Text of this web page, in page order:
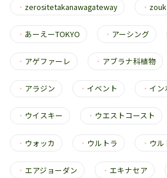
・ zerositetakanawagateway ・ zouk
・ あーえーTOKYO ・ アーシング
・ アゲファーレ ・ アブラナ科植物
・ アラジン ・イベント ・イン
・ ウイスキー ・ ウエストコースト
・ ウォッカ ・ ウルトラ ・ ウ
・ エアジョーダン ・ エキナセア